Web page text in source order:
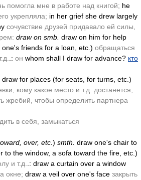
помогла мне в работе над книгой; he
укрепляла; in her grief she drew largely
сочувствие друзей придавало ей силы,
draw on smb. draw on him for help
friends for a loan, etc.) обращаться
.: он whom shall I draw for advance? кто
draw for places (for seats, for turns, etc.)
кому какое место и т.д. достанется;
жребий, чтобы определить партнера
в себя, замыкаться
over, etc. ) smth. draw one's chair to
to the window, a sofa toward the fire, etc.)
и т.д.
.: draw a curtain over a window
окне; draw a veil over one's face закрыть